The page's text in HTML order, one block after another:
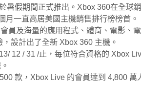
暑假期間正式推出。Xbox 360在全球
月一直高居美國主機銷售排行榜榜首。
員及海量的應用程式、體育、電影、
設計出了全新 Xbox 360 主機。
12 / 31 /止，每位符合資格的 Xbox
款，Xbox Live 的會員達到 4,800 萬